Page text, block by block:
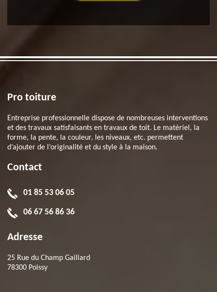
Pro toiture
Entreprise professionnelle dispose de nombreuses interventions
et des travaux satisfaisants en travaux de toit. Le matériel, la
forme, la pente, la couleur, les niveaux, etc. permettent
d’ajouter de l’originalité et du style à la maison.
Contact
01 85 53 06 05
06 67 56 86 36
Adresse
25 Rue du Champ Gaillard
78300 Poissy